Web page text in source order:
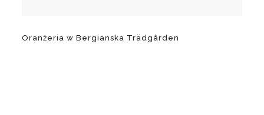
Oranżeria w Bergianska Trädgården